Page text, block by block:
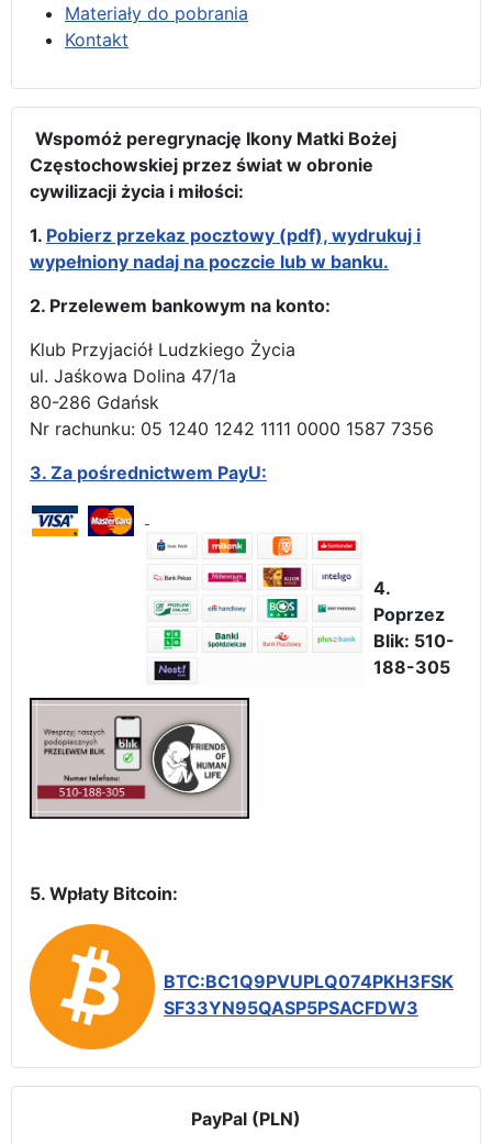
Materiały do pobrania
Kontakt
Wspomóż peregrynację Ikony Matki Bożej
Częstochowskiej przez świat w obronie
cywilizacji życia i miłości:
1. Pobierz przekaz pocztowy (pdf), wydrukuj i
wypełniony nadaj na poczcie lub w banku.
2. Przelewem bankowym na konto:
Klub Przyjaciół Ludzkiego Życia
ul. Jaśkowa Dolina 47/1a
80-286 Gdańsk
Nr rachunku: 05 1240 1242 1111 0000 1587 7356
3. Za pośrednictwem PayU:
4.
Poprzez
Blik: 510-
188-305
5. Wpłaty Bitcoin:
BTC:BC1Q9PVUPLQ074PKH3FSK
SF33YN95QASP5PSACFDW3
PayPal (PLN)